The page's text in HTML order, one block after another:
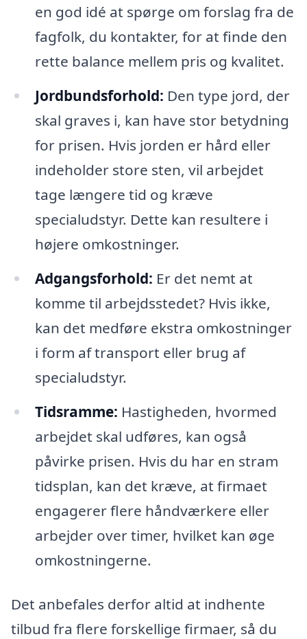
en god idé at spørge om forslag fra de
fagfolk, du kontakter, for at finde den
rette balance mellem pris og kvalitet.
Jordbundsforhold: Den type jord, der
skal graves i, kan have stor betydning
for prisen. Hvis jorden er hård eller
indeholder store sten, vil arbejdet
tage længere tid og kræve
specialudstyr. Dette kan resultere i
højere omkostninger.
Adgangsforhold: Er det nemt at
komme til arbejdsstedet? Hvis ikke,
kan det medføre ekstra omkostninger
i form af transport eller brug af
specialudstyr.
Tidsramme: Hastigheden, hvormed
arbejdet skal udføres, kan også
påvirke prisen. Hvis du har en stram
tidsplan, kan det kræve, at firmaet
engagerer flere håndværkere eller
arbejder over timer, hvilket kan øge
omkostningerne.
Det anbefales derfor altid at indhente
tilbud fra flere forskellige firmaer, så du